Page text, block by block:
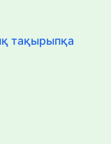
тақырыпқа